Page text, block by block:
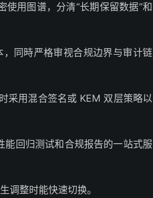
用图谱，分清“长期保留数据”和
同時严格审视合规边界与审计链
用混合签名或 KEM 双层策略以
回归测试和合规报告的一站式服
整时能快速切换。